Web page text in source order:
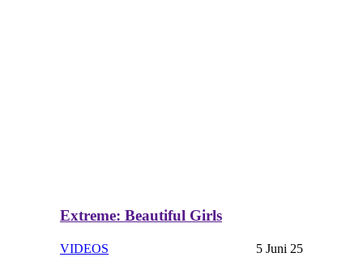
Extreme: Beautiful Girls
VIDEOS 5 Juni 25